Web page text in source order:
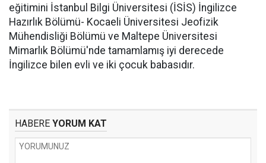
eğitimini İstanbul Bilgi Üniversitesi (İSİS) İngilizce
Hazırlık Bölümü- Kocaeli Üniversitesi Jeofizik
Mühendisliği Bölümü ve Maltepe Üniversitesi
Mimarlık Bölümü'nde tamamlamış iyi derecede
İngilizce bilen evli ve iki çocuk babasıdır.
HABERE YORUM KAT